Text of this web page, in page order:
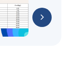
30 kW / 15-40 hp)
kW/50-150 hp)
PLASTIC
CLAMPED
hoist
with integrated
Steel Square
(Hot Rolled Steel